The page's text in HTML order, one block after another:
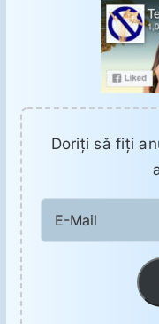
Doriţi să fiţi
Mail